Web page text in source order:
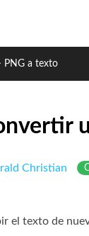
PNG a texto
Christian
el texto de